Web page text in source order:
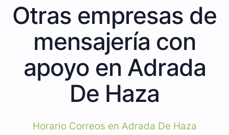
Otras empresas de
mensajería con
apoyo en Adrada
De Haza
Horario Correos en Adrada De Haza